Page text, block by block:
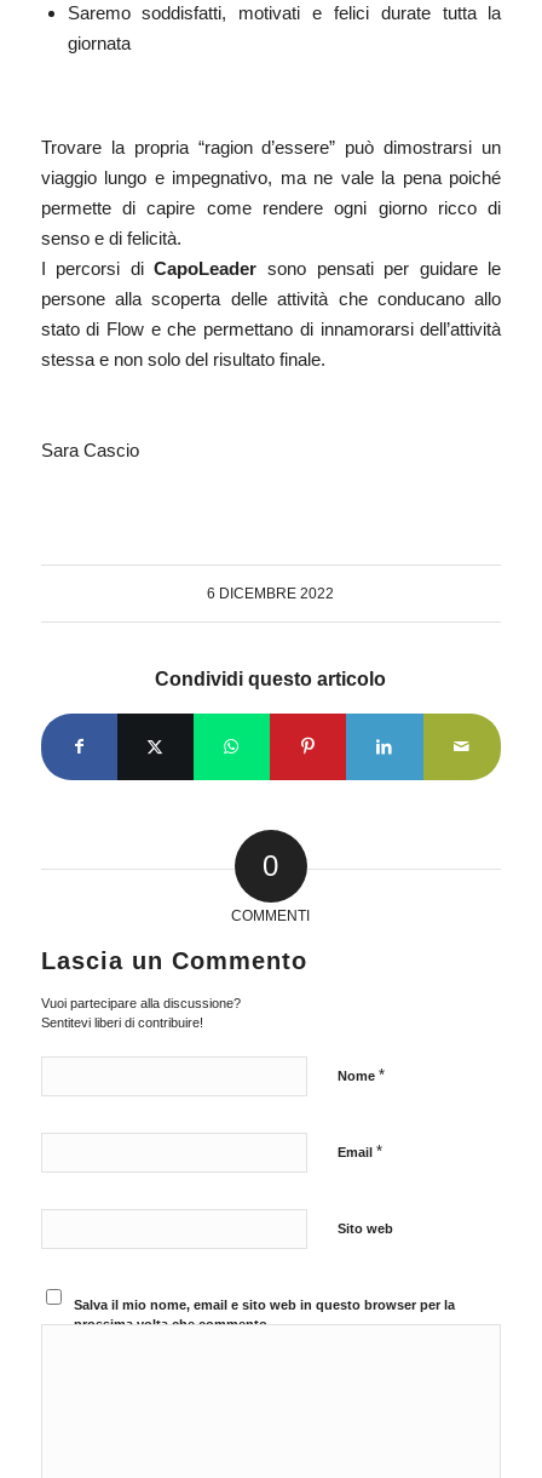
Saremo soddisfatti, motivati e felici durate tutta la
giornata
Trovare la propria “ragion d’essere” può dimostrarsi un
viaggio lungo e impegnativo, ma ne vale la pena poiché
permette di capire come rendere ogni giorno ricco di
sensoe di felicità.
I percorsi diCapoLeader sono pensati per guidare le
persone alla scoperta delle attività che conducano allo
stato di Flow e che permettano di innamorarsi dell’attività
stessa e non solo del risultato finale.
Sara Cascio
6 DICEMBRE 2022
Condividi questo articolo
0
COMMENTI
Lascia un Commento
Vuoi partecipare alla discussione?
Sentitevi liberi di contribuire!
Nome *
Email *
Sito web
Salva il mio nome, email e sito web in questo browser per la
prossima volta che commento.